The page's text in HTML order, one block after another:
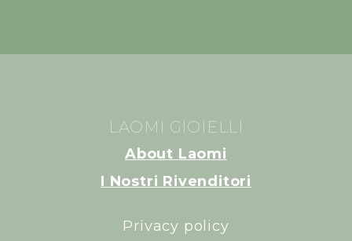
LAOMI GIOIELLI
About Laomi
I Nostri Rivenditori
Privacy policy